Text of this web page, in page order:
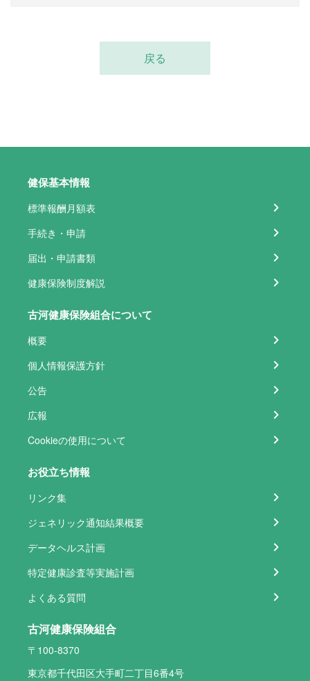
戻る
健保基本情報
標準報酬月額表
手続き・申請
届出・申請書類
健康保険制度解説
古河健康保険組合について
概要
個人情報保護方針
公告
広報
Cookieの使用について
お役立ち情報
リンク集
ジェネリック通知結果概要
データヘルス計画
特定健康診査等実施計画
よくある質問
古河健康保険組合
〒100-8370
東京都千代田区大手町二丁目6番4号